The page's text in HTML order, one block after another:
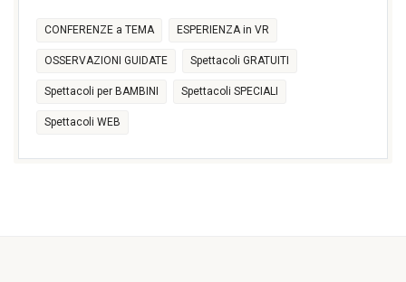
CONFERENZE a TEMA ESPERIENZA in VR
OSSERVAZIONI GUIDATE Spettacoli GRATUITI
Spettacoli per BAMBINI Spettacoli SPECIALI
Spettacoli WEB